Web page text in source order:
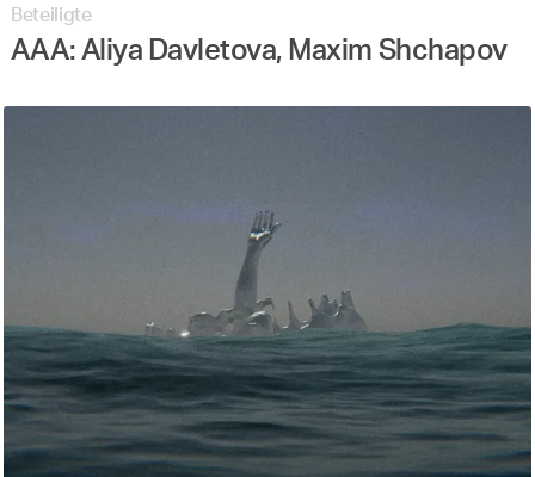
Beteiligte
AAA: Aliya Davletova, Maxim Shchapov